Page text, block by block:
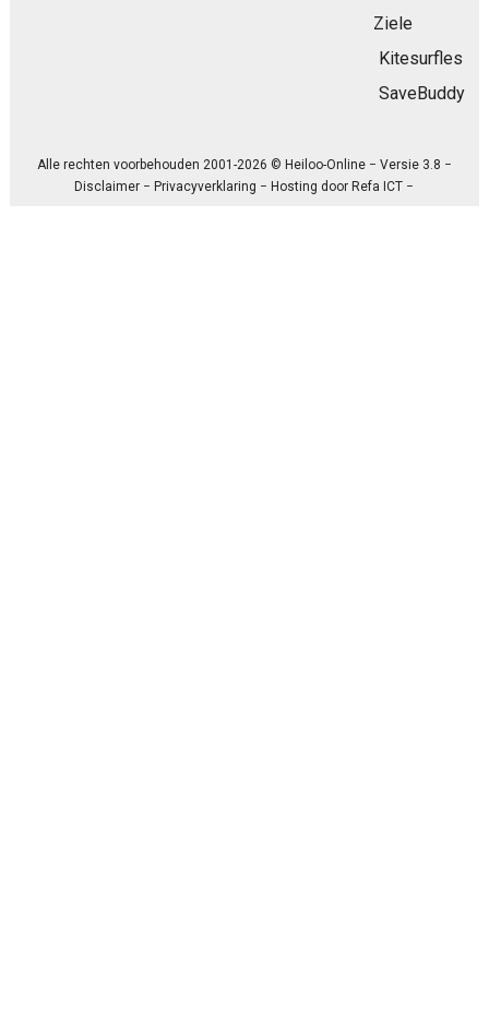
Ziele
Kitesurfles
SaveBuddy
Alle rechten voorbehouden 2001-2026 © Heiloo-Online − Versie 3.8 −
Disclaimer −Privacyverklaring − Hosting doorRefa ICT −